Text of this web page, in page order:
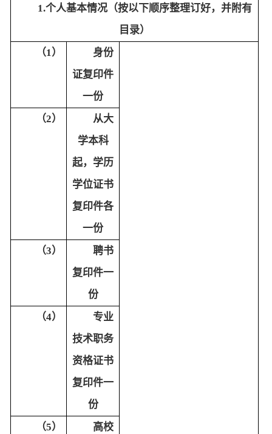
1.个人基本情况（按以下顺序整理订好，并附有
目录）
（1）
身份
证复印件
一份
（2）
从大
学本科
起，学历
学位证书
复印件各
一份
（3）
聘书
复印件一
份
（4）
专业
技术职务
资格证书
复印件一
份
（5）
高校